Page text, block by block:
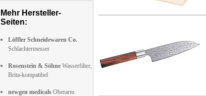
Mehr Hersteller-
Seiten:
Löffler Schneidewaren Co.
Schlachtermesser
Rosenstein & Söhne Wasserfilter,
Brita-kompatibel
newgen medicals Oberarm